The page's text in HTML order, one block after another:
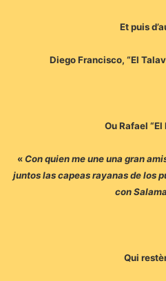
Et puis
Diego Francisco, “El
Ou Rafael “El
«Con quien me une una gran
juntos las capeas rayanas de los
con
Qui